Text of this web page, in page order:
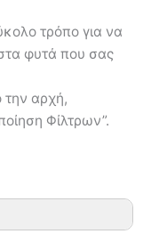
τρόπο για να
φυτά που σας
την αρχή,
Φίλτρων”.